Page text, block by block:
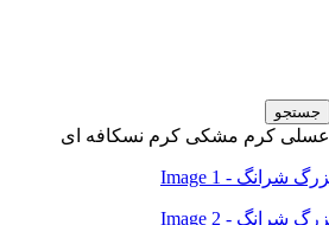
جستجو
عسلی کرم مشکی کرم نسکافه ای